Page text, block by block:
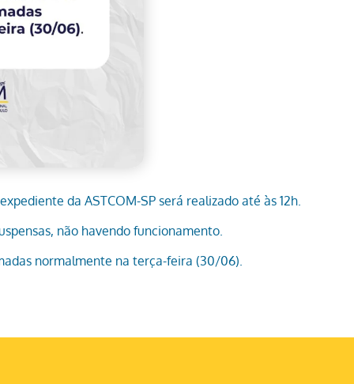
da ASTCOM-SP será realizado até às 12h.
não havendo funcionamento.
normalmente na terça-feira (30/06).